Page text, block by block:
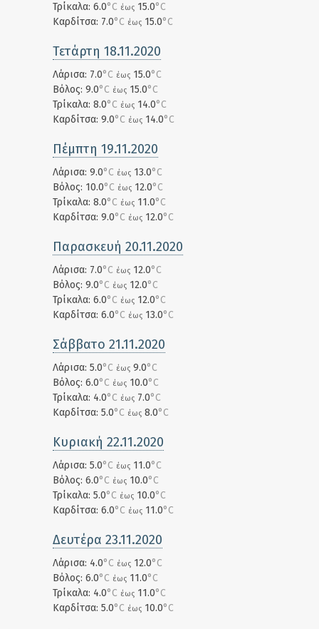
Τρίκαλα: 6.0°C έως 15.0°C
Καρδίτσα: 7.0°C έως 15.0°C
Τετάρτη 18.11.2020
Λάρισα: 7.0°C έως 15.0°C
Βόλος: 9.0°C έως 15.0°C
Τρίκαλα: 8.0°C έως 14.0°C
Καρδίτσα: 9.0°C έως 14.0°C
Πέμπτη 19.11.2020
Λάρισα: 9.0°C έως 13.0°C
Βόλος: 10.0°C έως 12.0°C
Τρίκαλα: 8.0°C έως 11.0°C
Καρδίτσα: 9.0°C έως 12.0°C
Παρασκευή 20.11.2020
Λάρισα: 7.0°C έως 12.0°C
Βόλος: 9.0°C έως 12.0°C
Τρίκαλα: 6.0°C έως 12.0°C
Καρδίτσα: 6.0°C έως 13.0°C
Σάββατο 21.11.2020
Λάρισα: 5.0°C έως 9.0°C
Βόλος: 6.0°C έως 10.0°C
Τρίκαλα: 4.0°C έως 7.0°C
Καρδίτσα: 5.0°C έως 8.0°C
Κυριακή 22.11.2020
Λάρισα: 5.0°C έως 11.0°C
Βόλος: 6.0°C έως 10.0°C
Τρίκαλα: 5.0°C έως 10.0°C
Καρδίτσα: 6.0°C έως 11.0°C
Δευτέρα 23.11.2020
Λάρισα: 4.0°C έως 12.0°C
Βόλος: 6.0°C έως 11.0°C
Τρίκαλα: 4.0°C έως 11.0°C
Καρδίτσα: 5.0°C έως 10.0°C